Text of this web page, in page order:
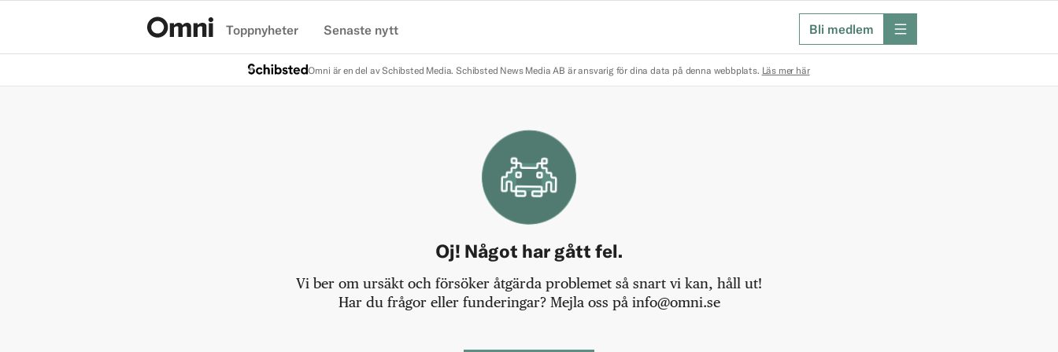
Toppnyheter Senaste nytt Bli medlem meny
Omni är en del av Schibsted Media. Schibsted News Media AB är ansvarig för dina data på denna webbplats. Läs mer här
Oj! Något har gått fel.
Vi ber om ursäkt och försöker åtgärda problemet så snart vi kan, håll ut!
Har du frågor eller funderingar? Mejla oss på info@omni.se